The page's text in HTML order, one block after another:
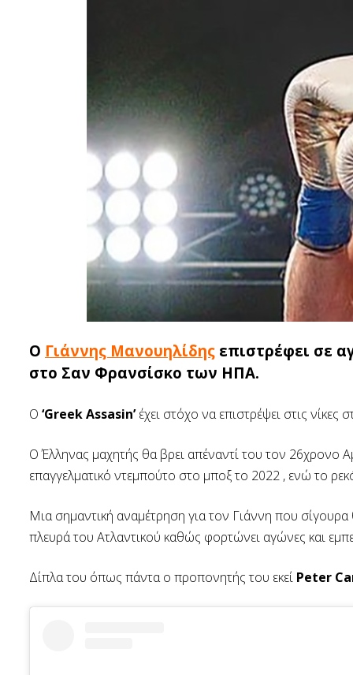
Ο Γιάννης Μανουηλίδης επιστρέφει σε
στο Σαν Φρανσίσκο των ΗΠΑ.
Ο ‘Greek Assasin’έχει στόχο να επιστρέψει στις
Ο Έλληνας μαχητής θα βρει απέναντί του τον 26χρονο
επαγγελματικό ντεμπούτο στο μποξ το 2022 , ενώ το
Μια σημαντική αναμέτρηση για τον Γιάννη που
πλευρά του Ατλαντικού καθώς φορτώνει αγώνες και
Δίπλα του όπως πάντα ο προπονητής του εκεί Peter